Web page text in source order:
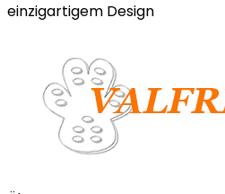
einzigartigem Design